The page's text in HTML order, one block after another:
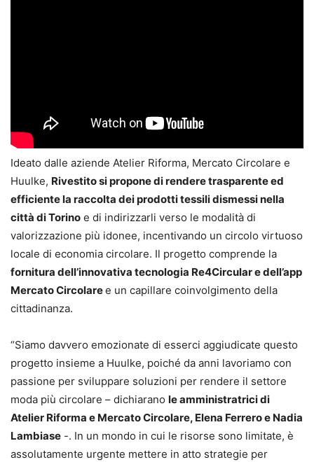
Ideato dalle aziende Atelier Riforma, Mercato Circolare e
Huulke, Rivestito si propone di rendere trasparente ed
efficiente la raccolta dei prodotti tessili dismessi nella
città di Torino e di indirizzarli verso le modalità di
valorizzazione più idonee, incentivando un circolo virtuoso
locale di economia circolare. Il progetto comprende la
fornitura dell’innovativa tecnologia Re4Circular e dell’app
Mercato Circolaree un capillare coinvolgimento della
cittadinanza.
“Siamo davvero emozionate di esserci aggiudicate questo
progetto insieme a Huulke, poiché da anni lavoriamo con
passione per sviluppare soluzioni per rendere il settore
moda più circolare – dichiarano le amministratrici di
Atelier Riforma e Mercato Circolare, Elena Ferrero e Nadia
Lambiase -. In un mondo in cui le risorse sono limitate, è
assolutamente urgente mettere in atto strategie per